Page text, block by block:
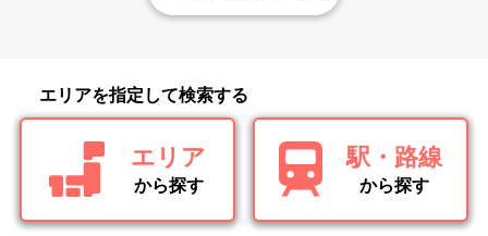
エリアを指定して検索する
エリア
から探す
駅・路線
から探す